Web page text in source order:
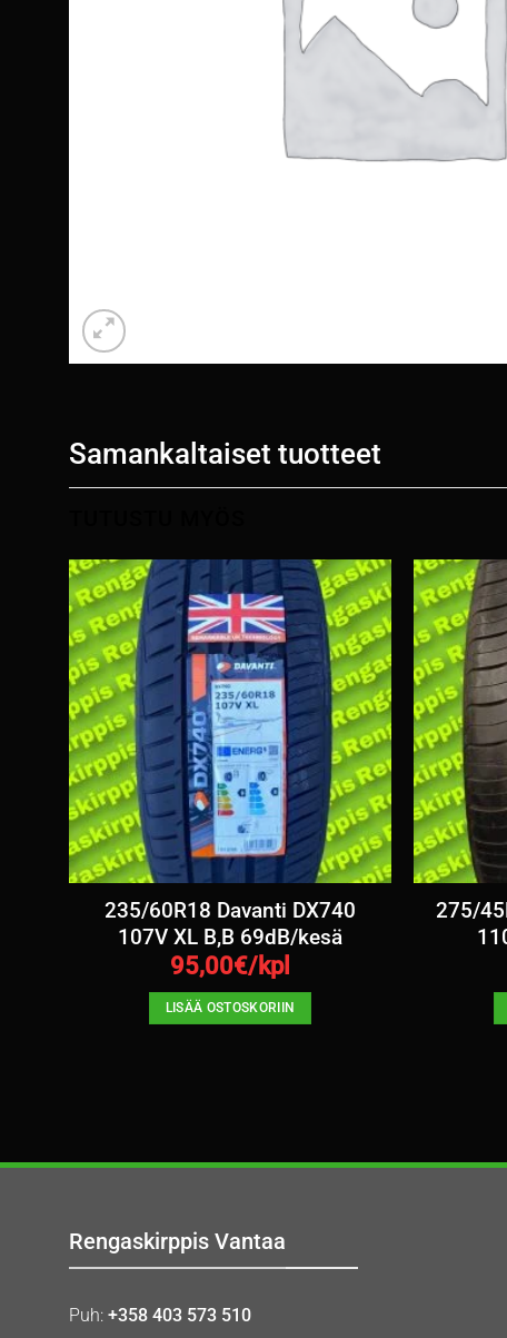
Samankaltaiset tuotteet
235/60R18 Davanti DX740
107V XL B,B 69dB/kesä
95,00€/kpl
LISÄÄ OSTOSKORIIN
275/
Rengaskirppis Vantaa
Puh: +358 403 573 510